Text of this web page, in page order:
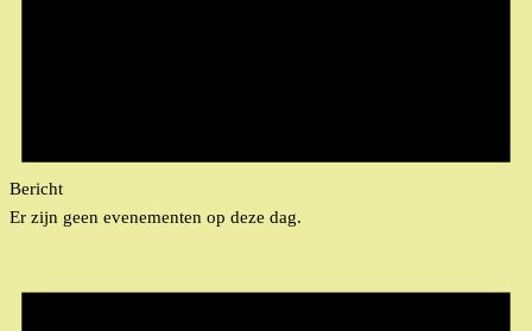
Bericht
Er zijn geen evenementen op deze dag.